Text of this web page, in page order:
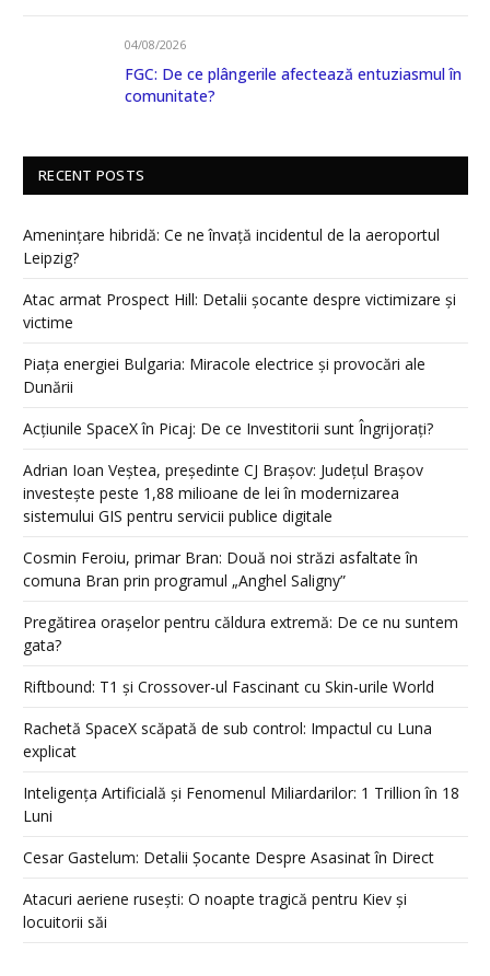
04/08/2026
FGC: De ce plângerile afectează entuziasmul în
comunitate?
RECENT POSTS
Amenințare hibridă: Ce ne învață incidentul de la aeroportul
Leipzig?
Atac armat Prospect Hill: Detalii șocante despre victimizare și
victime
Piața energiei Bulgaria: Miracole electrice și provocări ale
Dunării
Acțiunile SpaceX în Picaj: De ce Investitorii sunt Îngrijorați?
Adrian Ioan Veștea, președinte CJ Brașov: Județul Brașov
investește peste 1,88 milioane de lei în modernizarea
sistemului GIS pentru servicii publice digitale
Cosmin Feroiu, primar Bran: Două noi străzi asfaltate în
comuna Bran prin programul „Anghel Saligny”
Pregătirea orașelor pentru căldura extremă: De ce nu suntem
gata?
Riftbound: T1 și Crossover-ul Fascinant cu Skin-urile World
Rachetă SpaceX scăpată de sub control: Impactul cu Luna
explicat
Inteligența Artificială și Fenomenul Miliardarilor: 1 Trillion în 18
Luni
Cesar Gastelum: Detalii Șocante Despre Asasinat în Direct
Atacuri aeriene rusești: O noapte tragică pentru Kiev și
locuitorii săi